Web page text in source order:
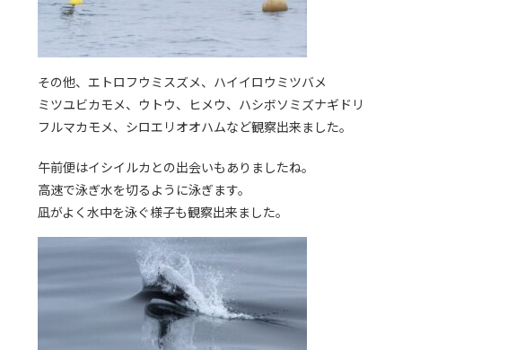
その他、エトロフウミスズメ、ハイイロウミツバメ
ミツユビカモメ、ウトウ、ヒメウ、ハシボソミズナギドリ
フルマカモメ、シロエリオオハムなど観察出来ました。
午前便はイシイルカとの出会いもありましたね。
高速で泳ぎ水を切るように泳ぎます。
凪がよく水中を泳ぐ様子も観察出来ました。